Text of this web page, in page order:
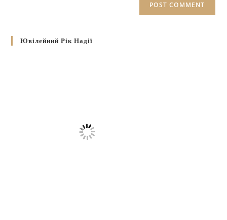
Ювілейний Рік Надії